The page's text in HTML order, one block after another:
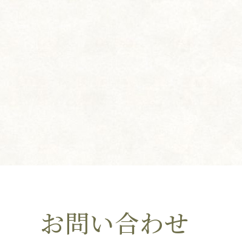
お問い合わせ